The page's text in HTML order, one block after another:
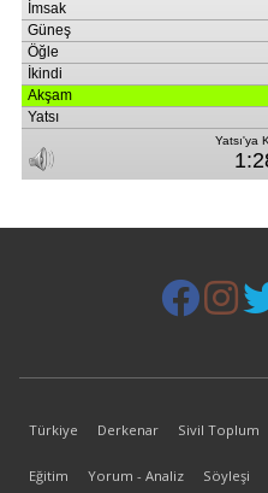
Türkiye Derkenar Sivil Toplum
Eğitim Yorum - Analiz Söyleşi